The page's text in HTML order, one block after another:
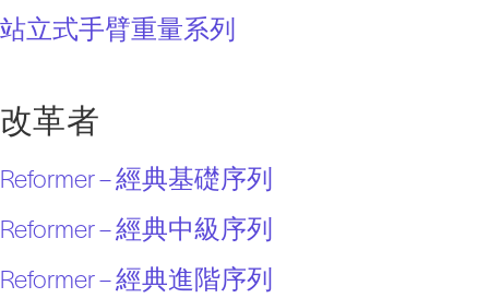
站立式手臂重量系列
改革者
Reformer – 經典基礎序列
Reformer – 經典中級序列
Reformer – 經典進階序列